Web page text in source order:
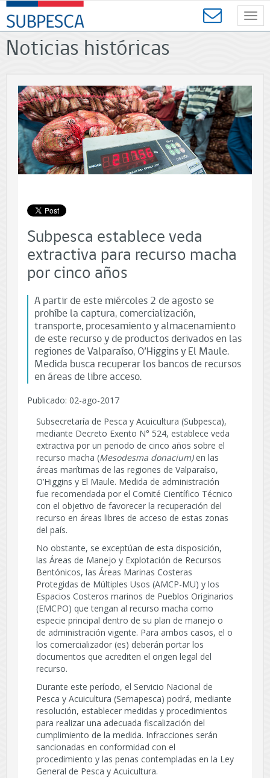
Contenido
principal
SUBPESCA
-
Subsecretaría
de
Acuicultura
Gobierno
de
Chile
Noticias históricas
Subpesca establece veda
extractiva para recurso macha
por cinco años
A partir de este miércoles 2 de agosto se
prohíbe la captura, comercialización,
transporte, procesamiento y almacenamiento
de este recurso y de productos derivados en las
regiones de Valparaíso, O’Higgins y El Maule.
Medida busca recuperar los bancos de recursos
en áreas de libre acceso.
Publicado: 02-ago-2017
Subsecretaría de Pesca y Acuicultura (Subpesca),
mediante Decreto Exento N° 524, establece veda
extractiva por un periodo de cinco años sobre el
recurso macha (Mesodesma donacium)en las
áreas marítimas de las regiones de Valparaíso,
O’Higgins y El Maule. Medida de administración
fue recomendada por el Comité Científico Técnico
con el objetivo de favorecer la recuperación del
recurso en áreas libres de acceso de estas zonas
del país.
No obstante, se exceptúan de esta disposición,
las Áreas de Manejo y Explotación de Recursos
Bentónicos, las Áreas Marinas Costeras
Protegidas de Múltiples Usos (AMCP-MU) y los
Espacios Costeros marinos de Pueblos Originarios
(EMCPO) que tengan al recurso macha como
especie principal dentro de su plan de manejo o
de administración vigente. Para ambos casos, el o
los comercializador (es) deberán portar los
documentos que acrediten el origen legal del
recurso.
Durante este período, el Servicio Nacional de
Pesca y Acuicultura (Sernapesca) podrá, mediante
resolución, establecer medidas y procedimientos
para realizar una adecuada fiscalización del
cumplimiento de la medida. Infracciones serán
sancionadas en conformidad con el
procedimiento y las penas contempladas en la Ley
General de Pesca y Acuicultura.